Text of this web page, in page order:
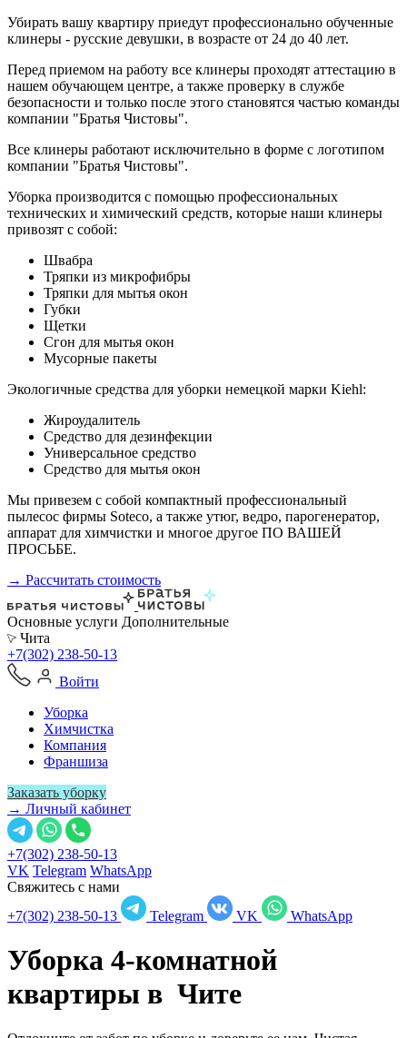
Убирать вашу квартиру приедут профессионально обученные
клинеры - русские девушки, в возрасте от 24 до 40 лет.
Перед приемом на работу все клинеры проходят аттестацию в
нашем обучающем центре, а также проверку в службе
безопасности и только после этого становятся частью команды
компании "Братья Чистовы".
Все клинеры работают исключительно в форме с логотипом
компании "Братья Чистовы".
Уборка производится с помощью профессиональных
технических и химический средств, которые наши клинеры
привозят с собой:
Швабра
Тряпки из микрофибры
Тряпки для мытья окон
Губки
Щетки
Сгон для мытья окон
Мусорные пакеты
Экологичные средства для уборки немецкой марки Kiehl:
Жироудалитель
Средство для дезинфекции
Универсальное средство
Средство для мытья окон
Мы привезем с собой компактный профессиональный
пылесос фирмы Soteco, а также утюг, ведро, парогенератор,
аппарат для химчистки и многое другое ПО ВАШЕЙ
ПРОСЬБЕ.
→ Рассчитать стоимость
Основные услуги Дополнительные
Чита
+7(302) 238-50-13
Войти
Уборка
Химчистка
Компания
Франшиза
Заказать уборку
→ Личный кабинет
+7(302) 238-50-13
VK Telegram WhatsApp
Свяжитесь с нами
+7(302) 238-50-13
Telegram VK WhatsApp
Уборка 4-комнатной
квартиры в Чите